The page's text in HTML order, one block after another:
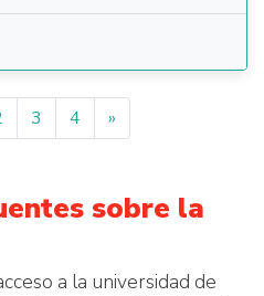
3 4 »
sobre la
a la universidad de